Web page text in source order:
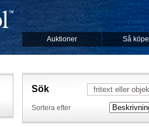
Auktioner Så
Sök
Sortera efter